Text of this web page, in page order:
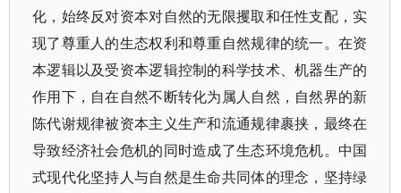
化，始终反对资本对自然的无限攫取和任性支配，实
现了尊重人的生态权利和尊重自然规律的统一。在资
本逻辑以及受资本逻辑控制的科学技术、机器生产的
作用下，自在自然不断转化为属人自然，自然界的新
陈代谢规律被资本主义生产和流通规律裹挟，最终在
导致经济社会危机的同时造成了生态环境危机。中国
式现代化坚持人与自然是生命共同体的理念，坚持绿